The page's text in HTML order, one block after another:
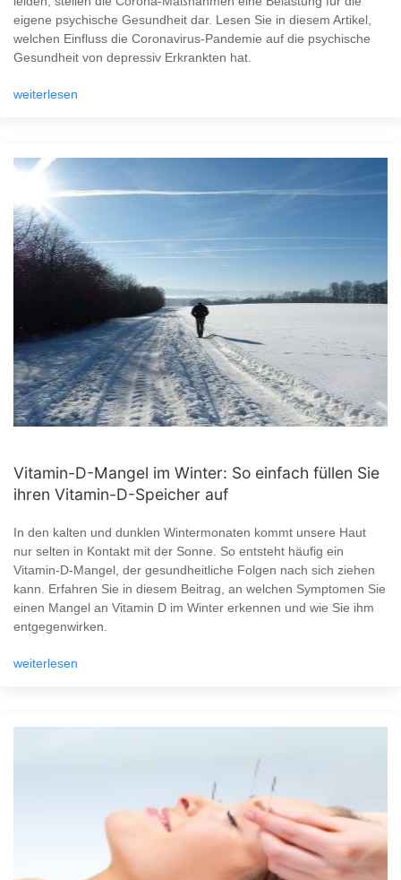
eigene psychische Gesundheit dar. Lesen Sie in diesem Artikel,
welchen Einfluss die Coronavirus-Pandemie auf die psychische
Gesundheit von depressiv Erkrankten hat.
weiterlesen
Vitamin-D-Mangel im Winter: So einfach füllen Sie
ihren Vitamin-D-Speicher auf
In den kalten und dunklen Wintermonaten kommt unsere Haut
nur selten in Kontakt mit der Sonne. So entsteht häufig ein
Vitamin-D-Mangel, der gesundheitliche Folgen nach sich ziehen
kann. Erfahren Sie in diesem Beitrag, an welchen Symptomen Sie
einen Mangel an Vitamin D im Winter erkennen und wie Sie ihm
entgegenwirken.
weiterlesen